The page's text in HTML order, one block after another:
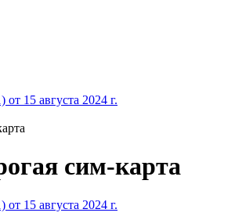
15 августа 2024 г.
сим-карта
15 августа 2024 г.